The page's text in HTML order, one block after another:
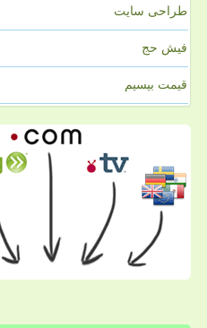
طراحی سایت
فیش حج
قیمت بیسیم